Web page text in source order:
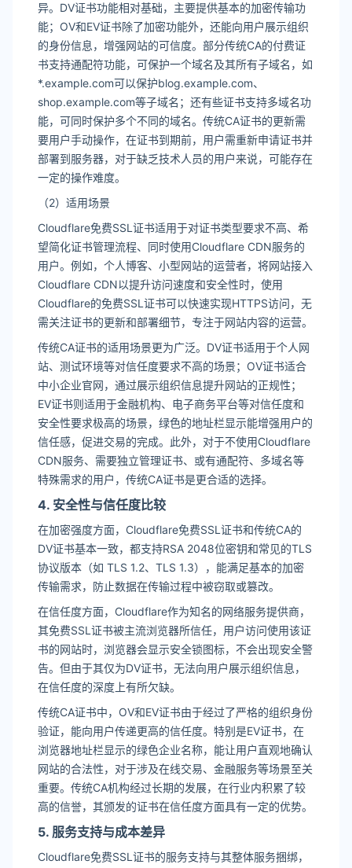
异。DV证书功能相对基础，主要提供基本的加密传输功
能；OV和EV证书除了加密功能外，还能向用户展示组织
的身份信息，增强网站的可信度。部分传统CA的付费证
书支持通配符功能，可保护一个域名及其所有子域名，如
*.example.com可以保护blog.example.com、
shop.example.com等子域名；还有些证书支持多域名功
能，可同时保护多个不同的域名。传统CA证书的更新需
要用户手动操作，在证书到期前，用户需重新申请证书并
部署到服务器，对于缺乏技术人员的用户来说，可能存在
一定的操作难度。
（2）适用场景
Cloudflare免费SSL证书适用于对证书类型要求不高、希
望简化证书管理流程、同时使用Cloudflare CDN服务的
用户。例如，个人博客、小型网站的运营者，将网站接入
Cloudflare CDN以提升访问速度和安全性时，使用
Cloudflare的免费SSL证书可以快速实现HTTPS访问，无
需关注证书的更新和部署细节，专注于网站内容的运营。
传统CA证书的适用场景更为广泛。DV证书适用于个人网
站、测试环境等对信任度要求不高的场景；OV证书适合
中小企业官网，通过展示组织信息提升网站的正规性；
EV证书则适用于金融机构、电子商务平台等对信任度和
安全性要求极高的场景，绿色的地址栏显示能增强用户的
信任感，促进交易的完成。此外，对于不使用Cloudflare
CDN服务、需要独立管理证书、或有通配符、多域名等
特殊需求的用户，传统CA证书是更合适的选择。
4. 安全性与信任度比较
在加密强度方面，Cloudflare免费SSL证书和传统CA的
DV证书基本一致，都支持RSA 2048位密钥和常见的TLS
协议版本（如 TLS 1.2、TLS 1.3），能满足基本的加密
传输需求，防止数据在传输过程中被窃取或篡改。
在信任度方面，Cloudflare作为知名的网络服务提供商，
其免费SSL证书被主流浏览器所信任，用户访问使用该证
书的网站时，浏览器会显示安全锁图标，不会出现安全警
告。但由于其仅为DV证书，无法向用户展示组织信息，
在信任度的深度上有所欠缺。
传统CA证书中，OV和EV证书由于经过了严格的组织身份
验证，能向用户传递更高的信任度。特别是EV证书，在
浏览器地址栏显示的绿色企业名称，能让用户直观地确认
网站的合法性，对于涉及在线交易、金融服务等场景至关
重要。传统CA机构经过长期的发展，在行业内积累了较
高的信誉，其颁发的证书在信任度方面具有一定的优势。
5. 服务支持与成本差异
Cloudflare免费SSL证书的服务支持与其整体服务捆绑，